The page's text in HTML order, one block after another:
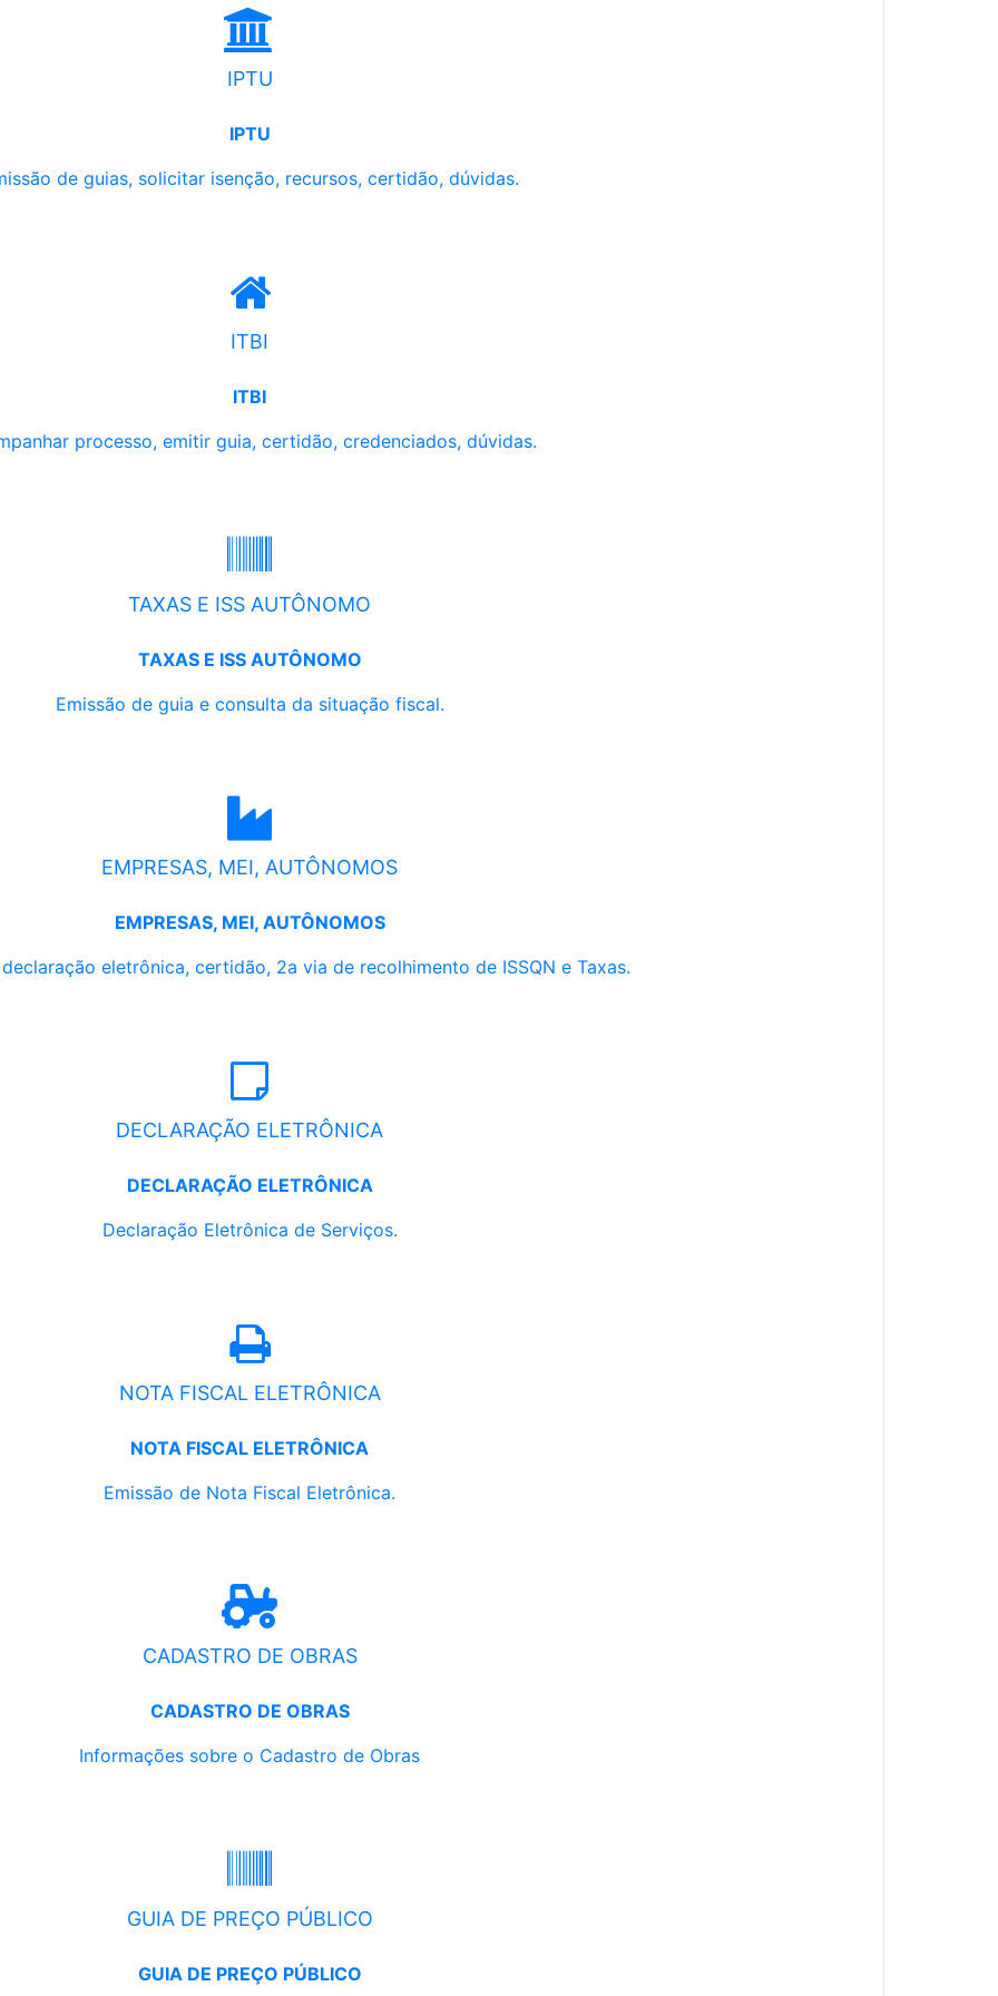
IPTU
IPTU
de guias, solicitar isenção, recursos, certidão, dúvidas.
ITBI
ITBI
processo, emitir guia, certidão, credenciados, dúvidas.
TAXAS E ISS AUTÔNOMO
TAXAS E ISS AUTÔNOMO
Emissão de guia e consulta da situação fiscal.
EMPRESAS, MEI, AUTÔNOMOS
EMPRESAS, MEI, AUTÔNOMOS
eletrônica, certidão, 2a via de recolhimento de ISSQN e Taxas.
DECLARAÇÃO ELETRÔNICA
DECLARAÇÃO ELETRÔNICA
Declaração Eletrônica de Serviços.
NOTA FISCAL ELETRÔNICA
NOTA FISCAL ELETRÔNICA
Emissão de Nota Fiscal Eletrônica.
CADASTRO DE OBRAS
CADASTRO DE OBRAS
Informações sobre o Cadastro de Obras
GUIA DE PREÇO PÚBLICO
GUIA DE PREÇO PÚBLICO